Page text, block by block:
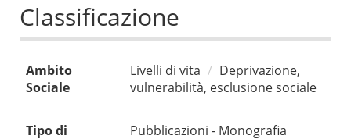
Classificazione
Ambito
Sociale
Livelli di vita
Deprivazione,
vulnerabilità, esclusione sociale
Tipo di Pubblicazioni - Monografia